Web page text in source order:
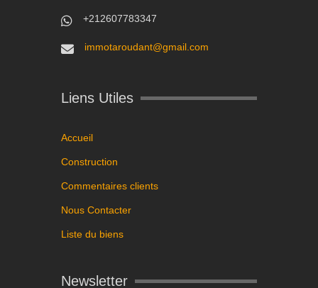
+212607783347
immotaroudant@gmail.com
Liens Utiles
Accueil
Construction
Commentaires clients
Nous Contacter
Liste du biens
Newsletter